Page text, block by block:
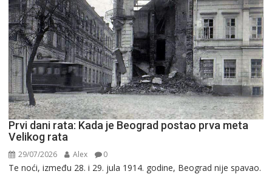
Prvi dani rata: Kada je Beograd postao prva meta
Velikog rata
29/07/2026 Alex 0
Te noći, između 28. i 29. jula 1914. godine, Beograd nije spavao.